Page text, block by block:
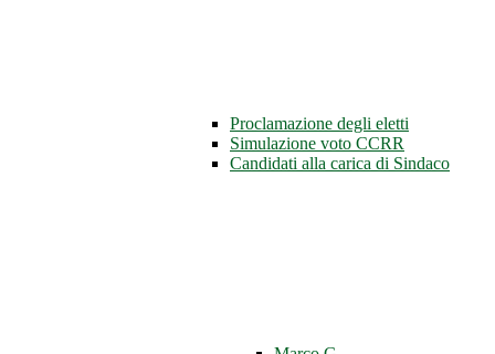
Proclamazione degli eletti
Simulazione voto CCRR
Candidati alla carica di Sindaco